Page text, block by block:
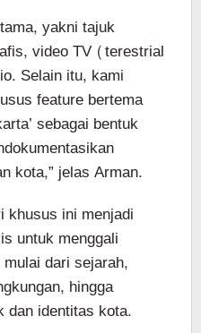
yakni tajuk
video TV (terestrial
Selain itu, kami
feature bertema
sebagai bentuk
kota,” jelas Arman.
khusus ini menjadi
untuk menggali
dari sejarah,
hingga
dan identitas kota.